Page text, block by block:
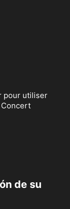
pour utiliser
de su